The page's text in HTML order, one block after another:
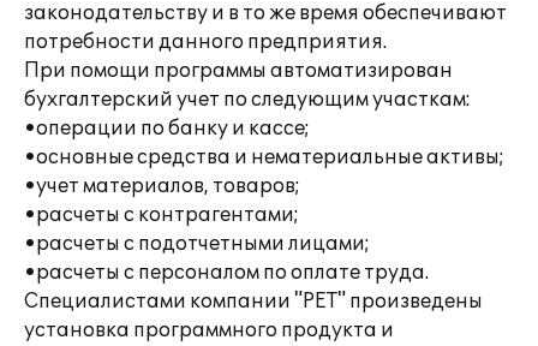
законодательству и в то же время обеспечивают
потребности данного предприятия.
При помощи программы автоматизирован
бухгалтерский учет по следующим участкам:
•операции по банку и кассе;
•основные средства и нематериальные активы;
•учет материалов, товаров;
•расчеты с контрагентами;
•расчеты с подотчетными лицами;
•расчеты с персоналом по оплате труда.
Специалистами компании "РЕТ" произведены
установка программного продукта и